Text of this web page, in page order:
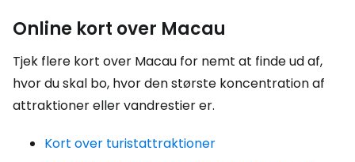
Online kort over Macau
Tjek flere kort over Macau for nemt at finde ud af,
hvor du skal bo, hvor den største koncentration af
attraktioner eller vandrestier er.
Kort over turistattraktioner